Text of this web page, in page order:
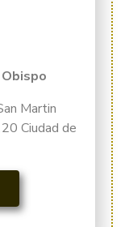
Martin
Ciudad de